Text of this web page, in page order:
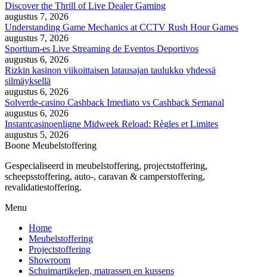
Discover the Thrill of Live Dealer Gaming
augustus 7, 2026
Understanding Game Mechanics at CCTV Rush Hour Games
augustus 7, 2026
Sportium-es Live Streaming de Eventos Deportivos
augustus 6, 2026
Rizkin kasinon viikoittaisen latausajan taulukko yhdessä
silmäyksellä
augustus 6, 2026
Solverde-casino Cashback Imediato vs Cashback Semanal
augustus 6, 2026
Instantcasinoenligne Midweek Reload: Règles et Limites
augustus 5, 2026
Boone Meubelstoffering
Gespecialiseerd in meubelstoffering, projectstoffering,
scheepsstoffering, auto-, caravan & camperstoffering,
revalidatiestoffering.
Menu
Home
Meubelstoffering
Projectstoffering
Showroom
Schuimartikelen, matrassen en kussens